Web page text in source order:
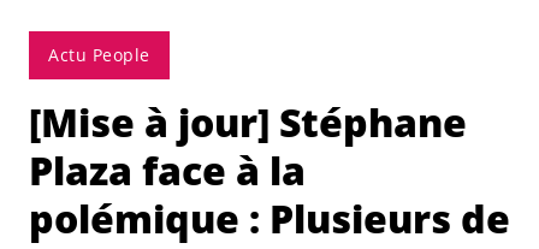
Actu People
[Mise à jour] Stéphane
Plaza face à la
polémique : Plusieurs de